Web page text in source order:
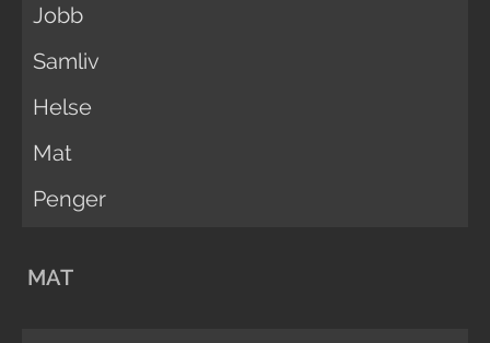
Jobb
Samliv
Helse
Mat
Penger
MAT